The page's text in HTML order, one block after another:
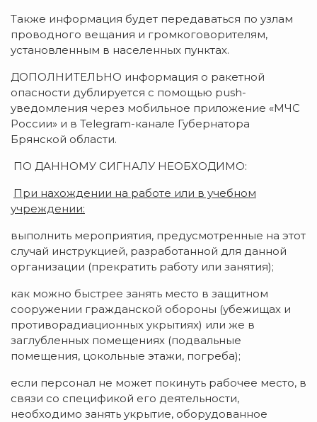
Также информация будет передаваться по узлам
проводного вещания и громкоговорителям,
установленным в населенных пунктах.
ДОПОЛНИТЕЛЬНО информация о ракетной
опасности дублируется с помощью push-
уведомления через мобильное приложение «МЧС
России» и в Telegram-канале Губернатора
Брянской области.
ПО ДАННОМУ СИГНАЛУ НЕОБХОДИМО:
При нахождении на работе или в учебном
учреждении:
выполнить мероприятия, предусмотренные на этот
случай инструкцией, разработанной для данной
организации (прекратить работу или занятия);
как можно быстрее занять место в защитном
сооружении гражданской обороны (убежищах и
противорадиационных укрытиях) или же в
заглубленных помещениях (подвальные
помещения, цокольные этажи, погреба);
если персонал не может покинуть рабочее место, в
связи со спецификой его деятельности,
необходимо занять укрытие, оборудованное